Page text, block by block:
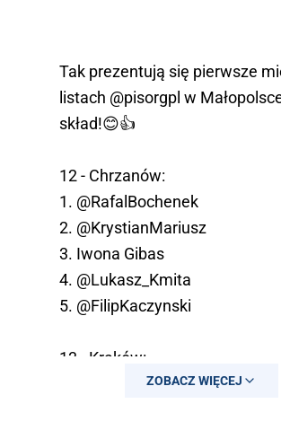
Tak prezentują się pierwsze
listach @pisorgpl w
skład!😊👍
12 - Chrzanów:
1. @RafalBochenek
2. @KrystianMariusz
3. Iwona Gibas
4. @Lukasz_Kmita
5. @FilipKaczynski
13 - Kraków:
@wassermann_ma
ZOBACZ WIĘCEJ